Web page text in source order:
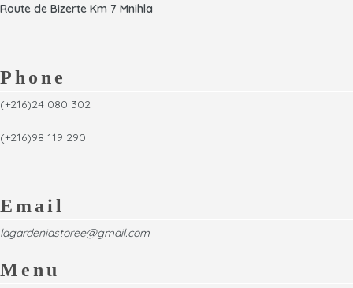
Route de Bizerte Km 7 Mnihla
Phone
(+216)24 080 302
(+216)98 119 290
Email
lagardeniastoree@gmail.com
Menu